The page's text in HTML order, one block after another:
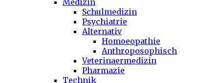
Medizin
Schulmedizin
Psychiatrie
Alternativ
Homoeopathie
Anthroposophisch
Veterinaermedizin
Pharmazie
Technik